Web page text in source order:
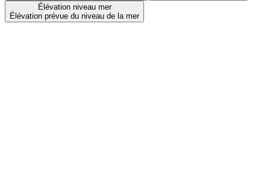
Élévation niveau mer
Élévation prévue du niveau de la mer